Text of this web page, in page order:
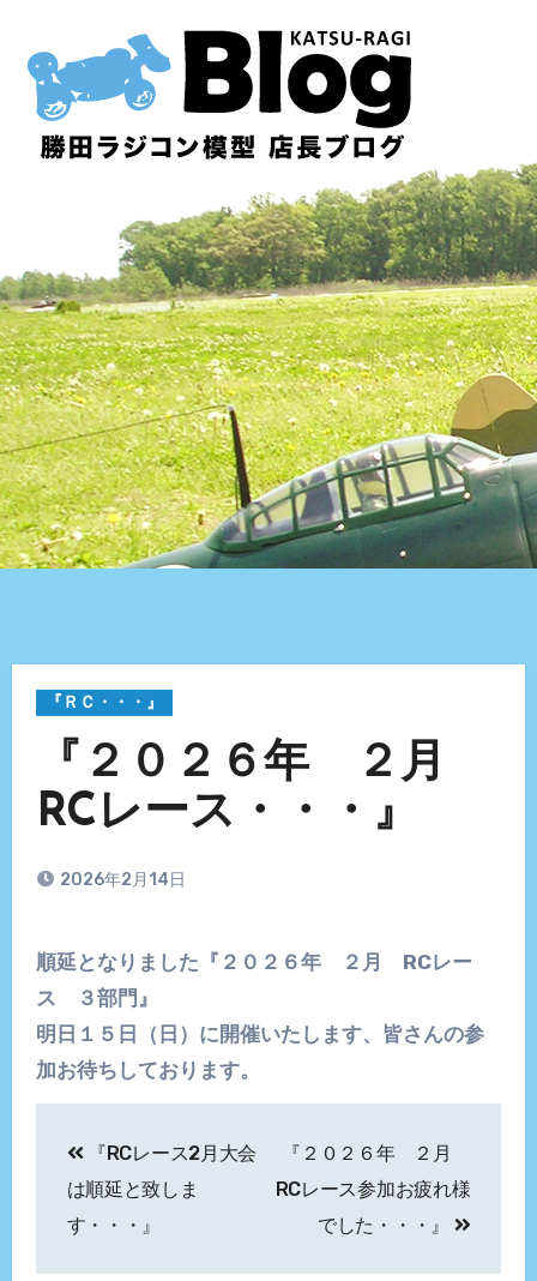
『ＲＣ・・・』
『２０２６年 ２月
RCレース・・・』
2026年2月14日
順延となりました『２０２６年 ２月 RCレー
ス ３部門』
明日１５日（日）に開催いたします、皆さんの参
加お待ちしております。
稿
ナ
ビ
『RCレース2月大会
は順延と致しま
す・・・』
『２０２６年 ２月
RCレース参加お疲れ様
でした・・・』